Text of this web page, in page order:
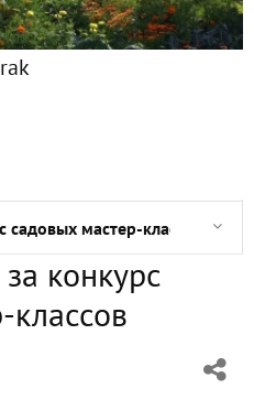
дачника
конкурса садовых
мастер-классов
украшений СССР с моей
конкурс